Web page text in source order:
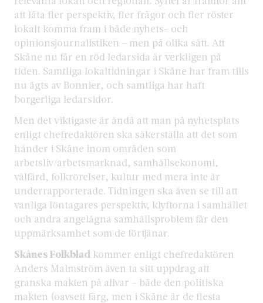
att låta fler perspektiv, fler frågor och fler röster
lokalt komma fram i både nyhets- och
opinionsjournalistiken – men på olika sätt. Att
Skåne nu får en röd ledarsida är verkligen på
tiden. Samtliga lokaltidningar i Skåne har fram tills
nu ägts av Bonnier, och samtliga har haft
borgerliga ledarsidor.
Men det viktigaste är ändå att man på nyhetsplats
enligt chefredaktören ska säkerställa att det som
händer i Skåne inom områden som
arbetsliv/arbetsmarknad, samhällsekonomi,
välfärd, folkrörelser, kultur med mera inte är
underrapporterade. Tidningen ska även se till att
vanliga löntagares perspektiv, klyftorna i samhället
och andra angelägna samhällsproblem får den
uppmärksamhet som de förtjänar.
Skånes Folkblad kommer enligt chefredaktören
Anders Malmström även ta sitt uppdrag att
granska makten på allvar – både den politiska
makten (oavsett färg, men i Skåne är de flesta